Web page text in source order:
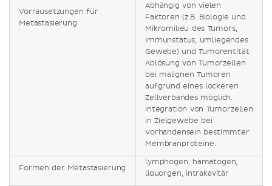
Vorrausetzungen für
Metastasierung
Abhängig von vielen
Faktoren (z.B. Biologie und
Mikromilieu des Tumors,
Immunstatus, umliegendes
Gewebe) und Tumorentität
Ablösung von Tumorzellen
bei malignen Tumoren
aufgrund eines lockeren
Zellverbandes möglich.
Integration von Tumorzellen
in Zielgewebe bei
Vorhandensein bestimmter
Membranproteine.
Formen der Metastasierung
lymphogen, hämatogen,
liquorgen, intrakavitär